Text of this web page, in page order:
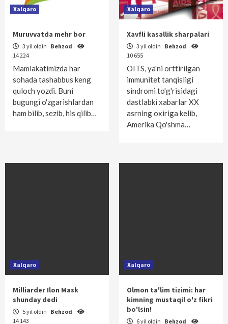
Xalqaro
Muruvvatda mehr bor
3 yil oldin Behzod
14 224
Mamlakatimizda har
sohada tashabbus keng
quloch yozdi. Buni
bugungi o'zgarishlardan
ham bilib, sezib, his qilib…
Xalqaro
Xavfli kasallik sharpalari
3 yil oldin Behzod
10 655
OITS, ya'ni orttirilgan
immunitet tanqisligi
sindromi to'g'risidagi
dastlabki xabarlar XX
asrning oxiriga kelib,
Amerika Qo'shma…
Xalqaro
Milliarder Ilon Mask
shunday dedi
5 yil oldin Behzod
14 143
Xalqaro
Olmon ta'lim tizimi: har
kimning mustaqil o'z fikri
bo'lsin!
6 yil oldin Behzod